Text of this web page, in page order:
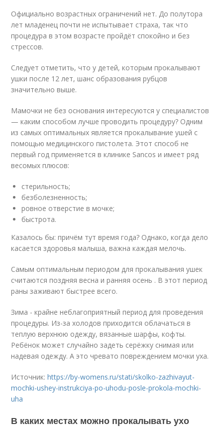
Официально возрастных ограничений нет. До полутора
лет младенец почти не испытывает страха, так что
процедура в этом возрасте пройдёт спокойно и без
стрессов.
Следует отметить, что у детей, которым прокалывают
ушки после 12 лет, шанс образования рубцов
значительно выше.
Мамочки не без основания интересуются у специалистов
— каким способом лучше проводить процедуру? Одним
из самых оптимальных является прокалывание ушей с
помощью медицинского пистолета. Этот способ не
первый год применяется в клинике Sancos и имеет ряд
весомых плюсов:
стерильность;
безболезненность;
ровное отверстие в мочке;
быстрота.
Казалось бы: причём тут время года? Однако, когда дело
касается здоровья малыша, важна каждая мелочь.
Самым оптимальным периодом для прокалывания ушек
считаются поздняя весна и ранняя осень . В этот период
раны заживают быстрее всего.
Зима - крайне неблагоприятный период для проведения
процедуры. Из-за холодов приходится облачаться в
теплую верхнюю одежду, вязанные шарфы, кофты.
Ребёнок может случайно задеть серёжку снимая или
надевая одежду. А это чревато повреждением мочки уха.
Источник:https://by-womens.ru/stati/skolko-zazhivayut-
mochki-ushey-instrukciya-po-uhodu-posle-prokola-mochki-
uha
В каких местах можно прокалывать ухо